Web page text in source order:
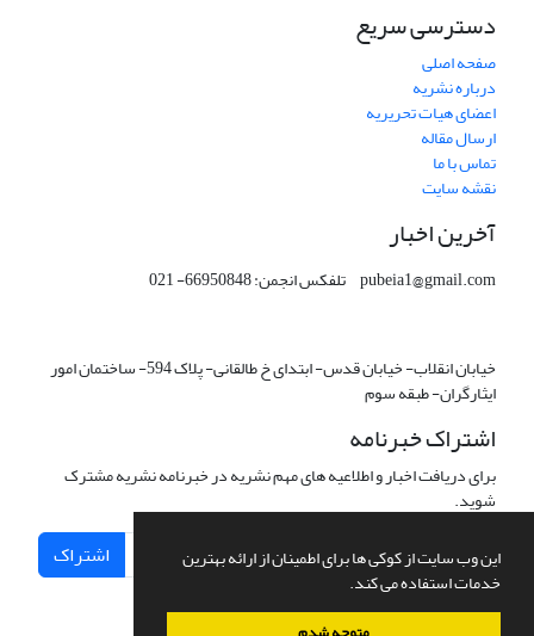
این وب سایت از کوکی ها برای اطمینان از ارائه بهترین
خدمات استفاده می کند.
دسترسی سریع
صفحه اصلی
درباره نشریه
اعضای هیات تحریریه
ارسال مقاله
تماس با ما
نقشه سایت
آخرین اخبار
pubeia1@gmail.com تلفکس انجمن: 66950848- 021
خیابان انقلاب- خیابان قدس- ابتدای خ طالقانی- پلاک 594- ساختمان امور
ایثارگران- طبقه سوم
اشتراک خبرنامه
برای دریافت اخبار و اطلاعیه های مهم نشریه در خبرنامه نشریه مشترک
شوید.
اشتراک